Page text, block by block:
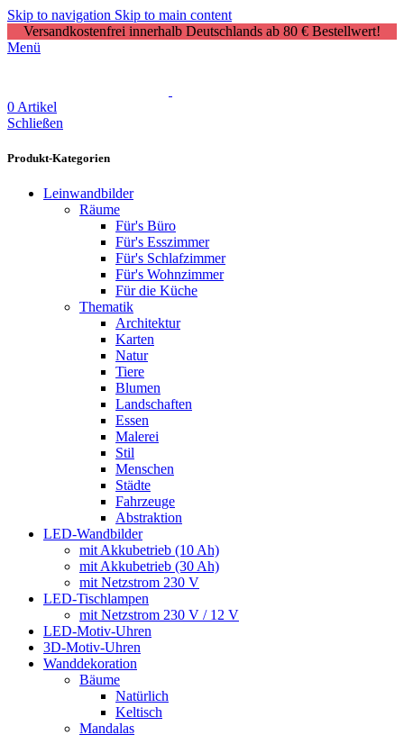
Skip to navigation Skip to main content
Versandkostenfrei innerhalb Deutschlands ab 80 € Bestellwert!
Menü
0 Artikel
Schließen
Produkt-Kategorien
Leinwandbilder
Räume
Für's Büro
Für's Esszimmer
Für's Schlafzimmer
Für's Wohnzimmer
Für die Küche
Thematik
Architektur
Karten
Natur
Tiere
Blumen
Landschaften
Essen
Malerei
Stil
Menschen
Städte
Fahrzeuge
Abstraktion
LED-Wandbilder
mit Akkubetrieb (10 Ah)
mit Akkubetrieb (30 Ah)
mit Netzstrom 230 V
LED-Tischlampen
mit Netzstrom 230 V / 12 V
LED-Motiv-Uhren
3D-Motiv-Uhren
Wanddekoration
Bäume
Natürlich
Keltisch
Mandalas